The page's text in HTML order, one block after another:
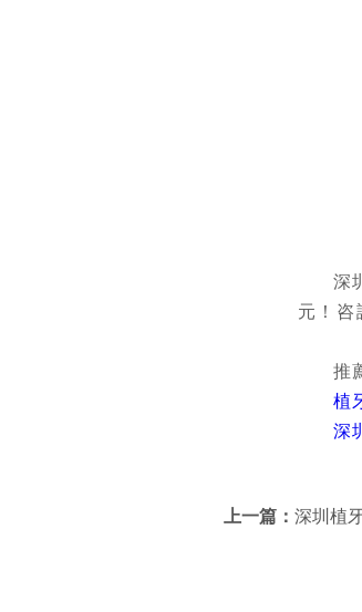
深
元！咨
推
植
深
上一篇： 深圳植